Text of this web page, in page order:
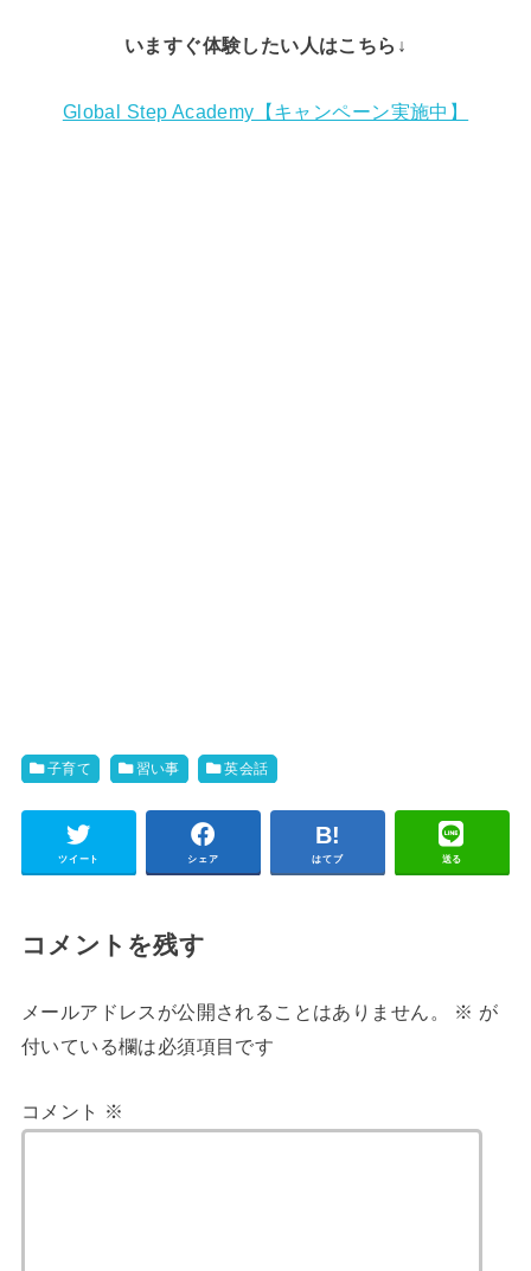
いますぐ体験したい人はこちら↓
Global Step Academy【キャンペーン実施中】
子育て 習い事 英会話
ツイート シェア はてブ 送る
コメントを残す
メールアドレスが公開されることはありません。 ※ が
付いている欄は必須項目です
コメント ※